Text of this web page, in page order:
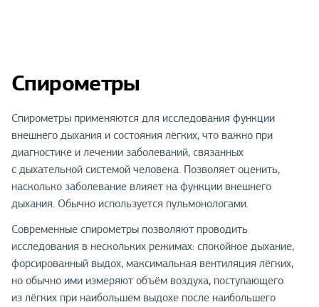
Спирометры
Спирометры применяются для исследования функции
внешнего дыхания и состояния лёгких, что важно при
диагностике и лечении заболеваний, связанных
с дыхательной системой человека. Позволяет оценить,
насколько заболевание влияет на функции внешнего
дыхания. Обычно используется пульмонологами.
Современные спирометры позволяют проводить
исследования в нескольких режимах: спокойное дыхание,
форсированный выдох, максимальная вентиляция лёгких,
но обычно ими измеряют объём воздуха, поступающего
из лёгких при наибольшем выдохе после наибольшего